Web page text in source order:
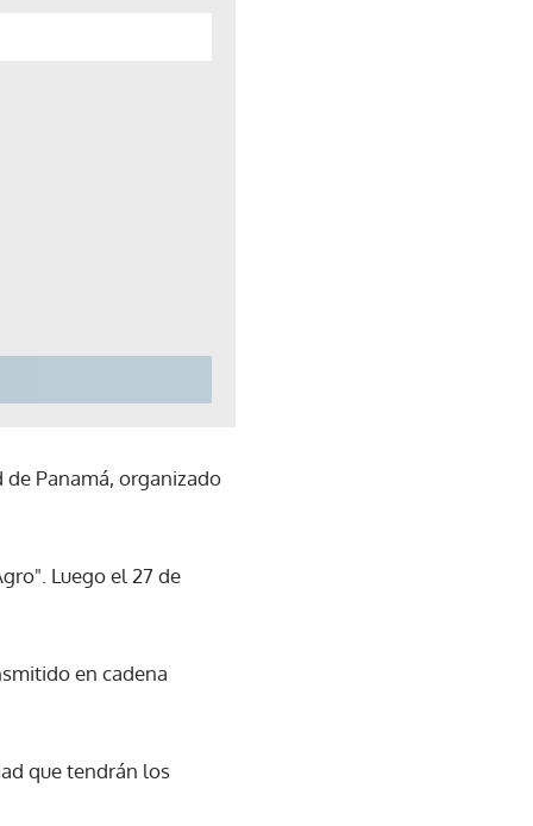
Panamá, organizado
Luego el 27 de
en cadena
que tendrán los